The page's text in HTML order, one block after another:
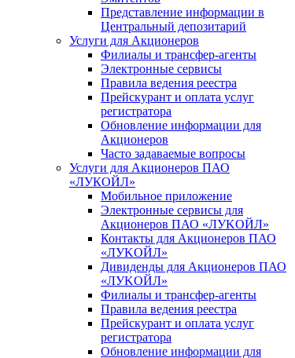
Представление информации в
Центральный депозитарий
Услуги для Акционеров
Филиалы и трансфер-агенты
Электронные сервисы
Правила ведения реестра
Прейскурант и оплата услуг
регистратора
Обновление информации для
Акционеров
Часто задаваемые вопросы
Услуги для Акционеров ПАО
«ЛУКОЙЛ»
Мобильное приложение
Электронные сервисы для
Акционеров ПАО «ЛУKOЙЛ»
Контакты для Акционеров ПАО
«ЛУKOЙЛ»
Дивиденды для Акционеров ПАО
«ЛУKOЙЛ»
Филиалы и трансфер-агенты
Правила ведения реестра
Прейскурант и оплата услуг
регистратора
Обновление информации для